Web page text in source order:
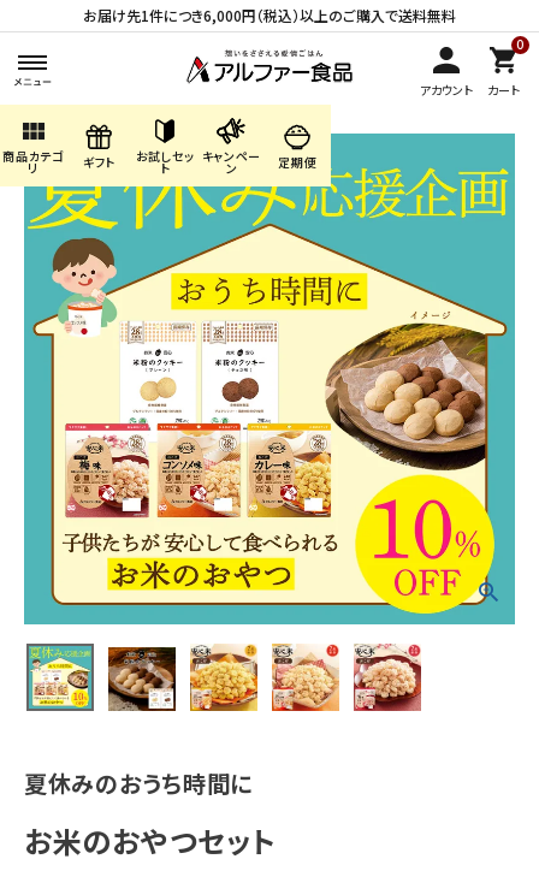
お届け先1件につき6,000円（税込）以上のご購入で送料無料
アカウント
0
カート
view_module
商品カテゴ
リ ギフト お試しセッ
ト
キャンペー
ン 定期便
search
ACCOUNT MENU
ようこそ ゲスト 様
person 会員登録
商品カテゴリから探す
キャンペーン・季節商品・
数量限定から探す
ギフトから探す
定期便から探す
夏休みのおうち時間に
お米のおやつセット